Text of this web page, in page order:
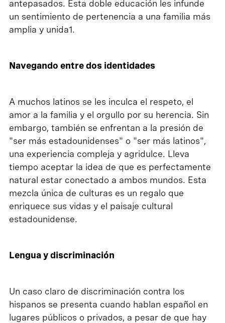
antepasados. Esta doble educación les infunde
un sentimiento de pertenencia a una familia más
amplia y unida1.
Navegando entre dos identidades
A muchos latinos se les inculca el respeto, el
amor a la familia y el orgullo por su herencia. Sin
embargo, también se enfrentan a la presión de
"ser más estadounidenses" o "ser más latinos",
una experiencia compleja y agridulce. Lleva
tiempo aceptar la idea de que es perfectamente
natural estar conectado a ambos mundos. Esta
mezcla única de culturas es un regalo que
enriquece sus vidas y el paisaje cultural
estadounidense.
Lengua y discriminación
Un caso claro de discriminación contra los
hispanos se presenta cuando hablan español en
lugares públicos o privados, a pesar de que hay